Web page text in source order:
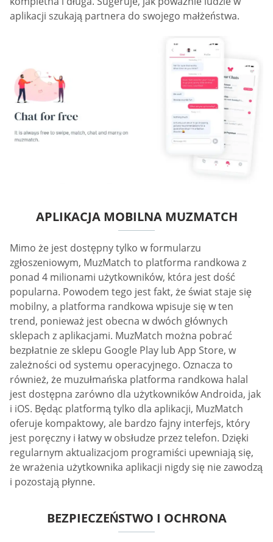
aplikacji szukają partnera do swojego małżeństwa.
APLIKACJA MOBILNA MUZMATCH
Mimo że jest dostępny tylko w formularzu
zgłoszeniowym, MuzMatch to platforma randkowa z
ponad 4 milionami użytkowników, która jest dość
popularna. Powodem tego jest fakt, że świat staje się
mobilny, a platforma randkowa wpisuje się w ten
trend, ponieważ jest obecna w dwóch głównych
sklepach z aplikacjami. MuzMatch można pobrać
bezpłatnie ze sklepu Google Play lub App Store, w
zależności od systemu operacyjnego. Oznacza to
również, że muzułmańska platforma randkowa halal
jest dostępna zarówno dla użytkowników Androida, jak
i iOS. Będąc platformą tylko dla aplikacji, MuzMatch
oferuje kompaktowy, ale bardzo fajny interfejs, który
jest poręczny i łatwy w obsłudze przez telefon. Dzięki
regularnym aktualizacjom programiści upewniają się,
że wrażenia użytkownika aplikacji nigdy się nie zawodzą
i pozostają płynne.
BEZPIECZEŃSTWO I OCHRONA